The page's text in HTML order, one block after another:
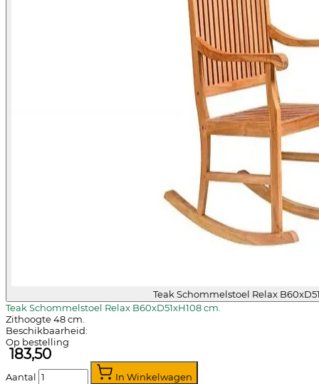
Teak Schommelstoel Relax
Teak Schommelstoel Relax B60xD51xH108 cm.
Zithoogte 48 cm.
Beschikbaarheid:
Op bestelling
183,50
Aantal In Winkelwagen